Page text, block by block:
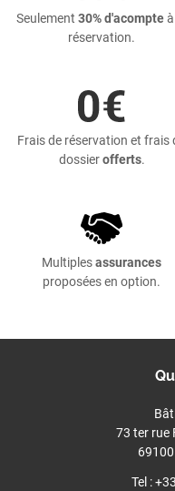
Seulement 30% d'acompte
réservation.
Frais de réservation et frais
dossierofferts.
Multiplesassurances
proposées en option.
73 ter rue
Tel :